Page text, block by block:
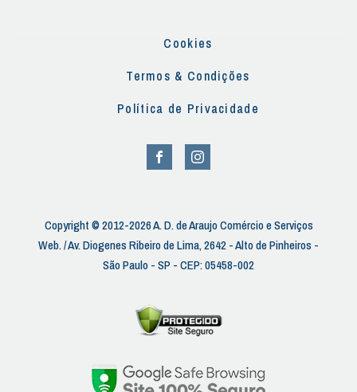
Cookies
Termos & Condições
Política de Privacidade
Copyright © 2012-2026 A. D. de Araujo Comércio e Serviços
Web. / Av. Diogenes Ribeiro de Lima, 2642 - Alto de Pinheiros -
São Paulo - SP - CEP: 05458-002